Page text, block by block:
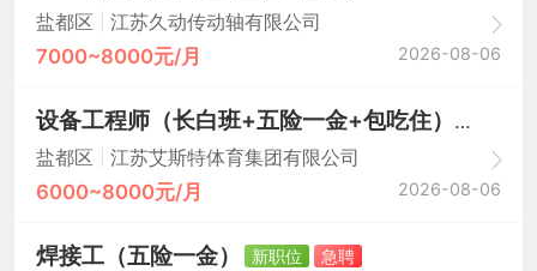
盐都区 江苏久动传动轴有限公司
7000~8000元/月 2026-08-06
设备工程师（长白班+五险一金+包吃住）
盐都区
江苏艾斯特体育集团有限公司
6000~8000元/月 2026-08-06
焊接工（五险一金） 新职位
急聘